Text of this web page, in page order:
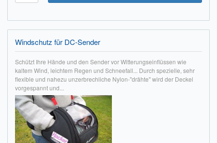
Windschutz für DC-Sender
Schützt Ihre Hände und den Sender vor Witterungseinflüssen wie
kaltem Wind, leichtem Regen und Schneefall... Durch spezielle, sehr
flexible und nahezu unzerbrechliche Nylon-"drähte" wird der Deckel
vorgespannt und...